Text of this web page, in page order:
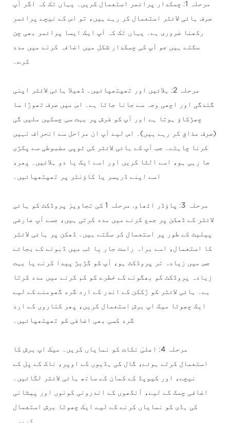
مرحلہ 1: چمکدار پرائمر استعمال کریں۔ یہاں تک کہ اگر آپ
صرف ہائی لائٹر استعمال کر رہے ہیں، تو اس کے نیچے پرائمر
رکھنا ضروری ہے۔ یہاں تک کہ آپ ایک ایسا پرائمر بھی چن
سکتے ہیں جو آپ کی چمکدار شکل میں اضافہ کرنے میں مدد
کرے۔
مرحلہ 2: ہلائیں اور تھپتھپائیں۔ ڈھیلا ہائی لائٹر اپنی
گندگی اور اچھی وجہ سے جانا جاتا ہے۔ اس میں صرف تھوڑا سا
چھڑکاؤ ہوتا ہے اور آپ کو فرش پر بہت سی چمکیں ملیں گی
(صرف مذاق کر رہے ہیں)۔ اس لیے آپ ان مراحل سے انحراف نہیں
کرنا چاہتے۔ جب آپ کے ہائی لائٹر کی ٹوپی مضبوطی سے پکڑی
جا رہی ہو، اسے الٹا کریں اور اسے ایک یا دو ہلائیں۔ پھر،
اسے اپنے ڈریسر یا کاؤنٹر پر تھپتھپائیں۔
مرحلہ 3: پاؤڈر اٹھاو. مرحلہ 1 کی تجاویز پروڈکٹ کو ہائی
لائٹر کے ڈھکن پر جمع کرنے میں مدد کرتی ہیں، جسے آپ عارضی
پیلیٹ کے طور پر استعمال کر سکتے ہیں۔ ڈھکن پر ہائی لائٹر
کا استعمال، اسے براہ راست جار یا ٹب میں ڈبونے کے بجائے
جس میں زیادہ تر پروڈکٹ ہو، آپ کو گڑبڑ پیدا کرنے یا بہت
زیادہ پروڈکٹ کو بھگونے کے خطرے کو کم کرنے میں مدد کرتا
ہے۔ ہائی لائٹر کو ڑککن کے اندر کے ارد گرد گھومنے کے لیے
ایک چھوٹا میک اپ برش استعمال کریں، پھر کناروں کے ارد
گرد کسی بھی اضافی کو تھپتھپائیں۔
مرحلہ 4: اعلیٰ نکات کو نمایاں کریں۔ میک اپ برش کا
استعمال کرتے ہوئے، گال کی ہڈیوں کے اوپر، ناک کے پل کے
نیچے، اور کیوپڈ کے کمان کے ساتھ ہائی لائٹر لگائیں۔
اضافی چمک کے لیے، آنکھوں کے اندرونی کونوں اور پیشانی
کی ہڈی کو نمایاں کرنے کے لیے ایک چھوٹا برش استعمال
کریں۔